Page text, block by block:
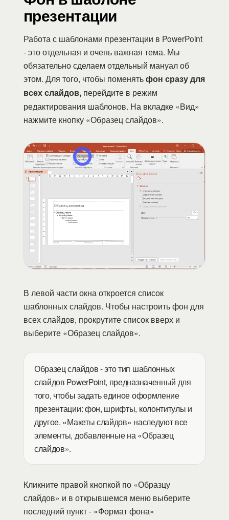
презентации
Работа с шаблонами презентации в PowerPoint
- это отдельная и очень важная тема. Мы
обязательно сделаем отдельный мануал об
этом. Для того, чтобы поменятьфон сразу для
всех слайдов, перейдите в режим
редактирования шаблонов. На вкладке «Вид»
нажмите кнопку «Образец слайдов».
В левой части окна откроется список
шаблонных слайдов. Чтобы настроить фон для
всех слайдов, прокрутите список вверх и
выберите «Образец слайдов».
Образец слайдов - это тип шаблонных
слайдов PowerPoint, предназначенный для
того, чтобы задать единое оформление
презентации: фон, шрифты, колонтитулы и
другое. «Макеты слайдов» наследуют все
элементы, добавленные на «Образец
слайдов».
Кликните правой кнопкой по «Образцу
слайдов» и в открывшемся меню выберите
последний пункт - «Формат фона»